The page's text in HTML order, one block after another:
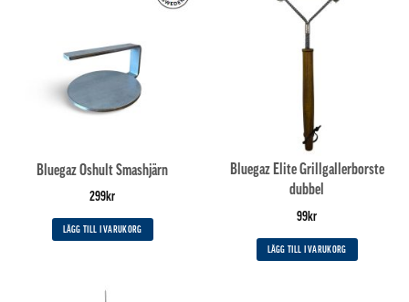
Bluegaz Oshult Smashjärn
299kr
LÄGG TILL I VARUKORG
Bluegaz Elite Grillgallerborste
dubbel
99kr
LÄGG TILL I VARUKORG